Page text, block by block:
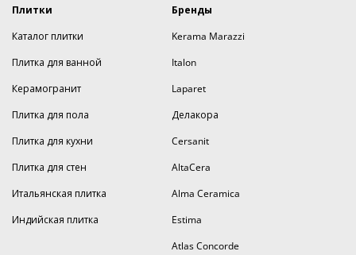
Плитки
Каталог плитки
Плитка для ванной
Керамогранит
Плитка для пола
Плитка для кухни
Плитка для стен
Итальянская плитка
Индийская плитка
Бренды
Kerama Marazzi
Italon
Laparet
Делакора
Cersanit
AltaCera
Alma Ceramica
Estima
Atlas Concorde